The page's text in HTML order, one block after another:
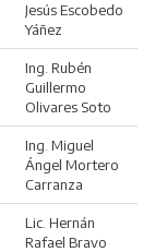
Jesús Escobedo
Yáñez
Ing. Rubén
Guillermo
Olivares Soto
Ing. Miguel
Ángel Mortero
Carranza
Lic. Hernán
Rafael Bravo